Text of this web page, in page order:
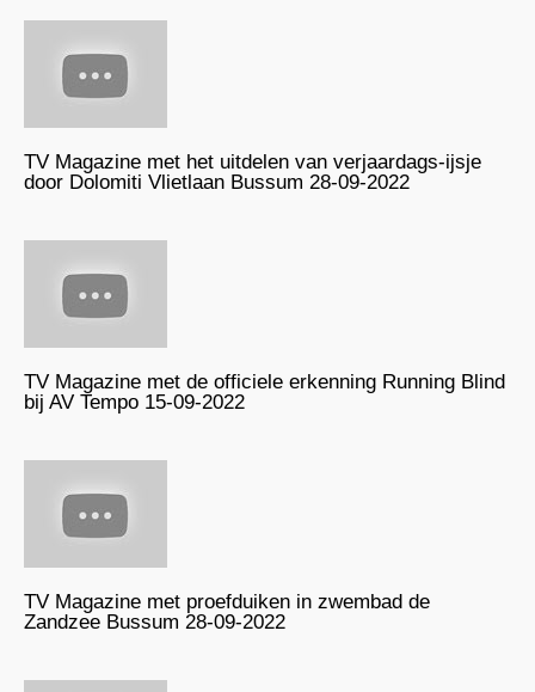
TV Magazine met het uitdelen van verjaardags-ijsje
door Dolomiti Vlietlaan Bussum 28-09-2022
TV Magazine met de officiele erkenning Running Blind
bij AV Tempo 15-09-2022
TV Magazine met proefduiken in zwembad de
Zandzee Bussum 28-09-2022